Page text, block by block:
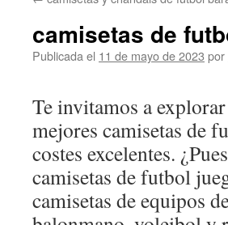
camisetas de
Publicada el 11 de mayo de 2023 por
Te invitamos a
mejores camisetas de
costes excelentes.
camisetas de futbol
camisetas de equipos